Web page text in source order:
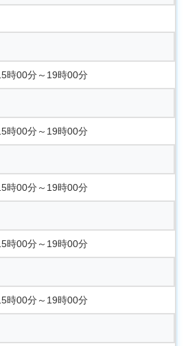
時00分～19時00分
時00分～19時00分
時00分～19時00分
時00分～19時00分
時00分～19時00分